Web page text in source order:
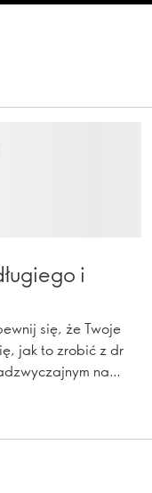
i
się, że Twoje
jak to zrobić z dr
na